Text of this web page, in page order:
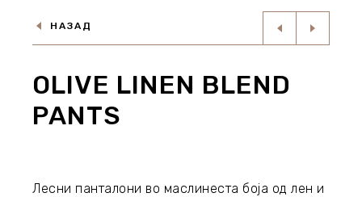
НАЗАД
OLIVE LINEN BLEND
PANTS
Лесни панталони во маслинеста боја од лен и